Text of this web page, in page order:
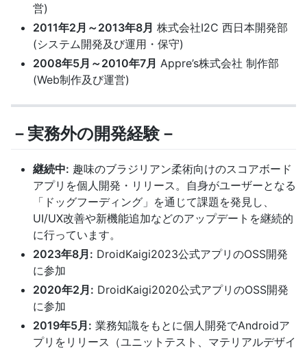
営)
2011年2月～2013年8月 株式会社I2C 西日本開発部
(システム開発及び運用・保守)
2008年5月～2010年7月 Appre’s株式会社 制作部
(Web制作及び運営)
－実務外の開発経験－
継続中: 趣味のブラジリアン柔術向けのスコアボード
アプリを個人開発・リリース。自身がユーザーとなる
「ドッグフーディング」を通じて課題を発見し、
UI/UX改善や新機能追加などのアップデートを継続的
に行っています。
2023年8月: DroidKaigi2023公式アプリのOSS開発
に参加
2020年2月: DroidKaigi2020公式アプリのOSS開発
に参加
2019年5月: 業務知識をもとに個人開発でAndroidア
プリをリリース（ユニットテスト、マテリアルデザイ